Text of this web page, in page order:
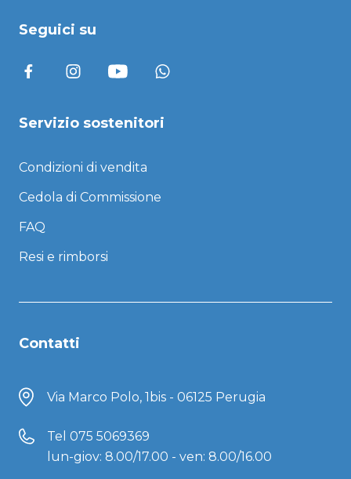
Seguici su
Servizio sostenitori
Condizioni di vendita
Cedola di Commissione
FAQ
Resi e rimborsi
Contatti
Via Marco Polo, 1bis - 06125 Perugia
Tel 075 5069369
lun-giov: 8.00/17.00 - ven: 8.00/16.00